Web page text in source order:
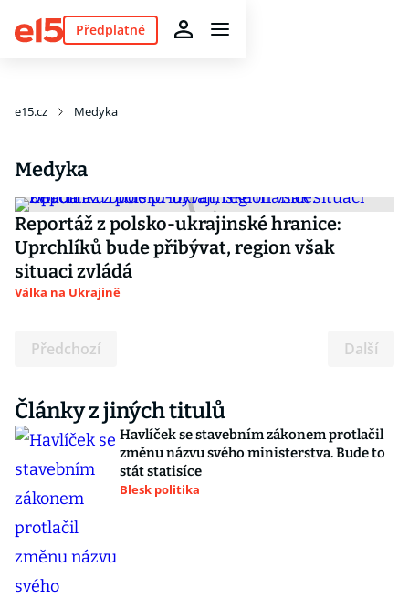
Předplatné
e15.cz Medyka
Medyka
Reportáž z polsko-ukrajinské hranice:
Uprchlíků bude přibývat, region však
situaci zvládá
Válka na Ukrajině
Předchozí Další
Články z jiných titulů
Havlíček se stavebním zákonem protlačil
změnu názvu svého ministerstva. Bude to
stát statisíce
Blesk politika